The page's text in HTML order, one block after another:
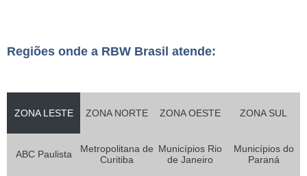
Regiões onde a RBW Brasil atende:
ZONA LESTE ZONA NORTE ZONA OESTE ZONA SUL
ABC Paulista
Metropolitana de
Curitiba
Municípios Rio
de Janeiro
Municípios do
Paraná